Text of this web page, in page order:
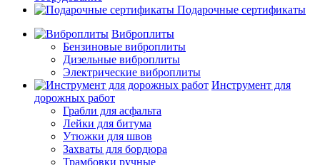
Подарочные сертификаты
Виброплиты
Бензиновые виброплиты
Дизельные виброплиты
Электрические виброплиты
Инструмент для
дорожных работ
Грабли для асфальта
Лейки для битума
Утюжки для швов
Захваты для бордюра
Трамбовки ручные